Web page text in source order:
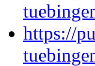
https://